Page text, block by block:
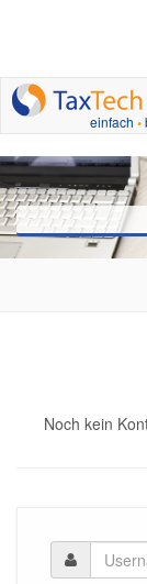
einfach •
Noch kein